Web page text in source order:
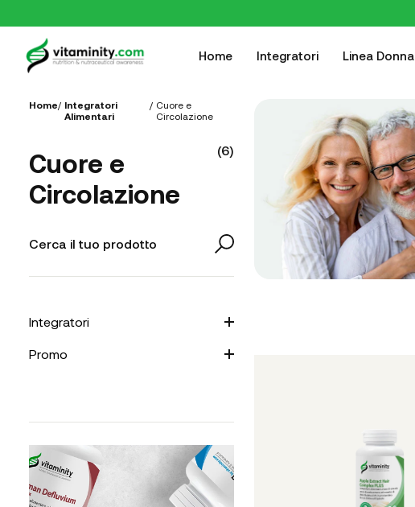
Home Integratori Linea Donna
Home/ Integratori
Alimentari
/ Cuore e
Circolazione
Cuore e
Circolazione
(6)
Integratori
Promo